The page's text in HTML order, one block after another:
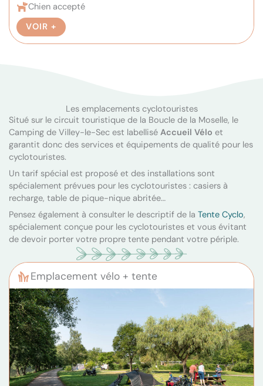
Chien accepté
VOIR +
Les emplacements cyclotouristes
Situé sur le circuit touristique de la Boucle de la Moselle, le
Camping de Villey-le-Sec est labellisé Accueil Vélo et
garantit donc des services et équipements de qualité pour les
cyclotouristes.
Un tarif spécial est proposé et des installations sont
spécialement prévues pour les cyclotouristes : casiers à
recharge, table de pique-nique abritée…
Pensez également à consulter le descriptif de la Tente Cyclo,
spécialement conçue pour les cyclotouristes et vous évitant
de devoir porter votre propre tente pendant votre périple.
Emplacement vélo + tente